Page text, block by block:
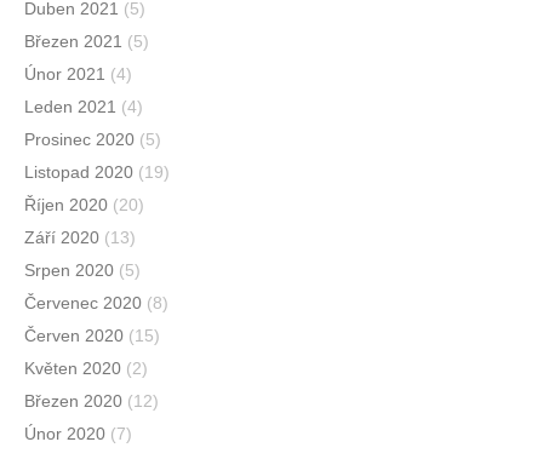
Duben 2021 (5)
Březen 2021 (5)
Únor 2021 (4)
Leden 2021 (4)
Prosinec 2020 (5)
Listopad 2020 (19)
Říjen 2020 (20)
Září 2020 (13)
Srpen 2020 (5)
Červenec 2020 (8)
Červen 2020 (15)
Květen 2020 (2)
Březen 2020 (12)
Únor 2020 (7)